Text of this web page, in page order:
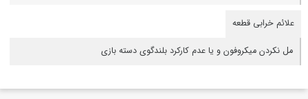
علائم خرابی قطعه
مل نکردن میکروفون و یا عدم کارکرد بلندگوی دسته بازی